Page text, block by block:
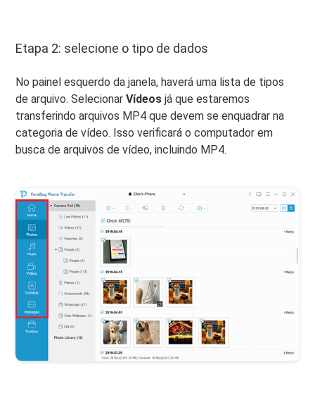
Etapa 2: selecione o tipo de dados
No painel esquerdo da janela, haverá uma lista de tipos
de arquivo. SelecionarVídeosjá que estaremos
transferindo arquivos MP4 que devem se enquadrar na
categoria de vídeo. Isso verificará o computador em
busca de arquivos de vídeo, incluindo MP4.